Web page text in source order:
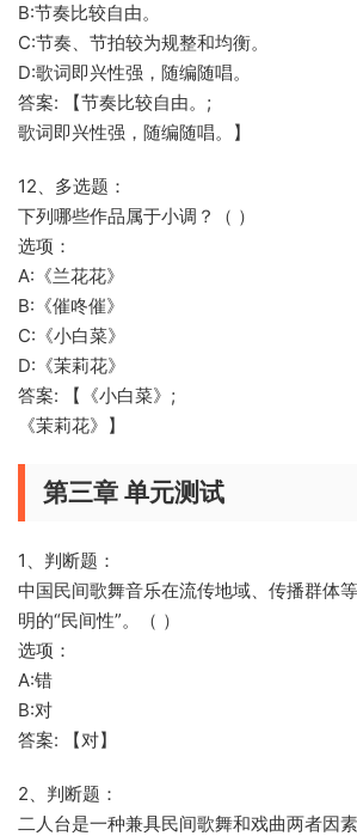
B:节奏比较自由。
C:节奏、节拍较为规整和均衡。
D:歌词即兴性强，随编随唱。
答案: 【节奏比较自由。;
歌词即兴性强，随编随唱。】
12、多选题：
下列哪些作品属于小调？（ ）
选项：
A:《兰花花》
B:《催咚催》
C:《小白菜》
D:《茉莉花》
答案: 【《小白菜》;
《茉莉花》】
第三章 单元测试
1、判断题：
中国民间歌舞音乐在流传地域、传播群体
明的“民间性”。（ ）
选项：
A:错
B:对
答案: 【对】
2、判断题：
二人台是一种兼具民间歌舞和戏曲两者因